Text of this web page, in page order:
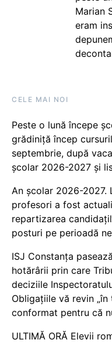
Marian
eram
CELE MAI NOI
Peste o lună începe
grădiniță încep
septembrie, după
școlar 2026-2027 și
An școlar 2026-2027.
profesori a fost
repartizarea
posturi pe perioadă
ISJ Constanța
hotărârii prin care
deciziile
Obligațiile vă revin
conformat pentru că
ULTIMĂ ORĂ Elevii